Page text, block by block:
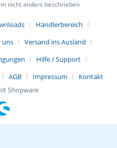
nicht anders beschrieben
Händlerbereich
uns
Versand ins Ausland
Hilfe / Support
AGB Impressum
Kontakt
Shopware